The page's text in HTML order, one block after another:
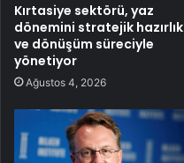
Kırtasiye sektörü, yaz
dönemini stratejik hazırlık
ve dönüşüm süreciyle
yönetiyor
Ağustos 4, 2026